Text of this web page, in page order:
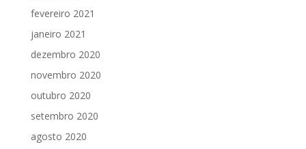
fevereiro 2021
janeiro 2021
dezembro 2020
novembro 2020
outubro 2020
setembro 2020
agosto 2020